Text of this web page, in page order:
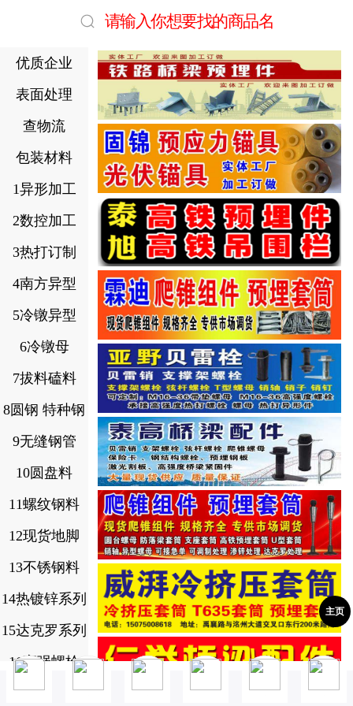
请输入你想要找的商品名
优质企业
表面处理
查物流
包装材料
1异形加工
2数控加工
3热打订制
4南方异型
5冷镦异型
6冷镦母
7拔料磕料
8圆钢 特种钢
9无缝钢管
10圆盘料
11螺纹钢料
12现货地脚
13不锈钢料
14热镀锌系列
15达克罗系列
16高强螺栓
17.8.8级螺栓
主页